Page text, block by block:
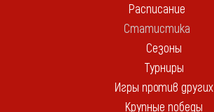
Расписание
Статистика
Сезоны
Турниры
Игры против других
Крупные победы